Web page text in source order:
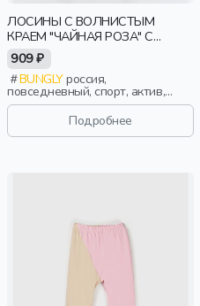
ЛОСИНЫ С ВОЛНИСТЫМ
КРАЕМ "ЧАЙНАЯ РОЗА" С
НАЧЕСОМ
909 ₽
BUNGLYроссия,
повседневный, спорт, актив,
девочки, малыши, дошкольники,
Подробнее